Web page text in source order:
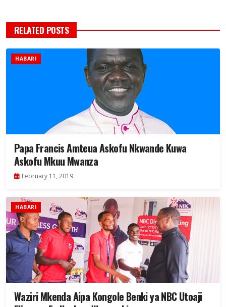
RELATED POSTS
HABARI
Papa Francis Amteua Askofu Nkwande Kuwa
Askofu Mkuu Mwanza
February 11, 2019
HABARI
Waziri Mkenda Aipa Kongole Benki ya NBC Utoaji